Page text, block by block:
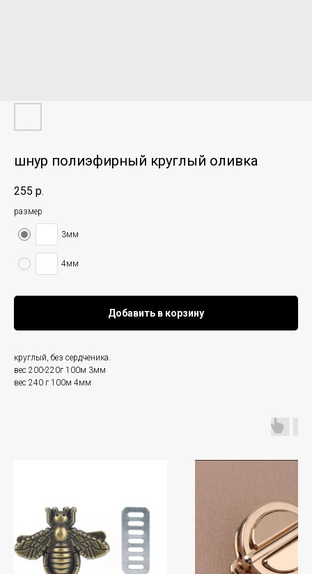
шнур полиэфирный круглый оливка
255 р.
размер
3мм
4мм
Добавить в корзину
круглый, без сердченика.
вес 200-220г 100м 3мм
вес 240 г 100м 4мм